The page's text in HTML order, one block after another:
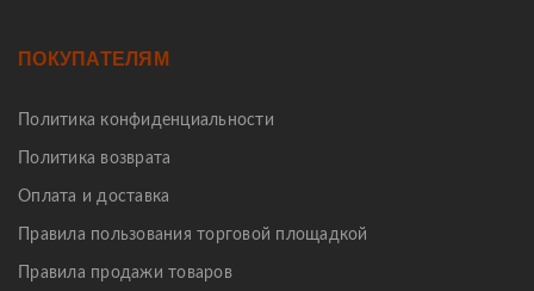
ПОКУПАТЕЛЯМ
Политика конфиденциальности
Политика возврата
Оплата и доставка
Правила пользования торговой площадкой
Правила продажи товаров